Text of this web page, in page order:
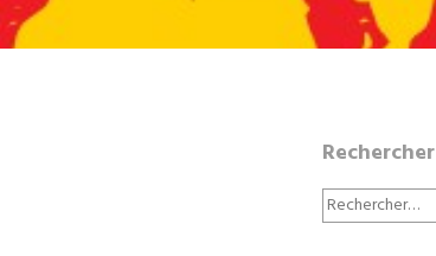
Rechercher
Rechercher :